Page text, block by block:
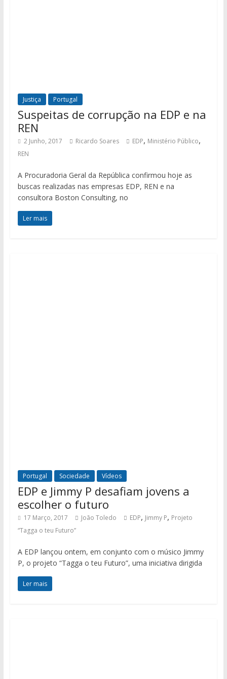
Justiça Portugal
Suspeitas de corrupção na EDP e na
REN
2 Junho, 2017 Ricardo Soares EDP, Ministério Público,
REN
A Procuradoria Geral da República confirmou hoje as
buscas realizadas nas empresas EDP, REN e na
consultora Boston Consulting, no
Ler mais
Portugal Sociedade Vídeos
EDP e Jimmy P desafiam jovens a
escolher o futuro
17 Março, 2017 João Toledo EDP, Jimmy P, Projeto
“Tagga o teu Futuro”
A EDP lançou ontem, em conjunto com o músico Jimmy
P, o projeto “Tagga o teu Futuro”, uma iniciativa dirigida
Ler mais